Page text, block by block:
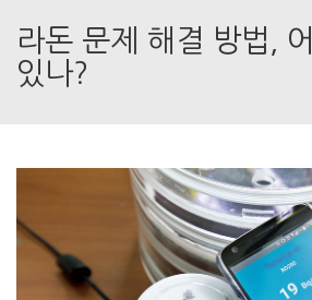
라돈 문제 해결 방법,
있나?